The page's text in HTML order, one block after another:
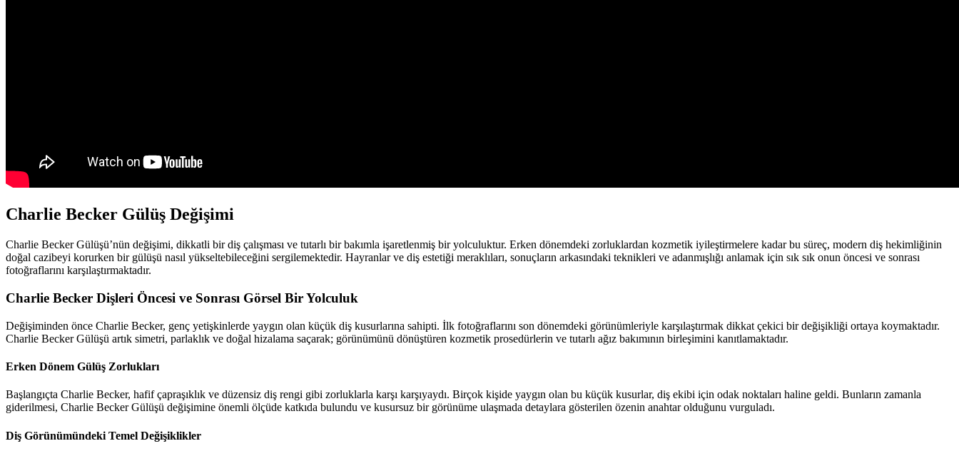
Charlie Becker Gülüş Değişimi
Charlie Becker Gülüşü’nün değişimi, dikkatli bir diş çalışması ve tutarlı bir bakımla işaretlenmiş bir yolculuktur. Erken dönemdeki zorluklardan kozmetik iyileştirmelere kadar bu süreç, modern diş hekimliğinin
doğal cazibeyi korurken bir gülüşü nasıl yükseltebileceğini sergilemektedir. Hayranlar ve diş estetiği meraklıları, sonuçların arkasındaki teknikleri ve adanmışlığı anlamak için sık sık onun öncesi ve sonrası
fotoğraflarını karşılaştırmaktadır.
Charlie Becker Dişleri Öncesi ve Sonrası Görsel Bir Yolculuk
Değişiminden önce Charlie Becker, genç yetişkinlerde yaygın olan küçük diş kusurlarına sahipti. İlk fotoğraflarını son dönemdeki görünümleriyle karşılaştırmak dikkat çekici bir değişikliği ortaya koymaktadır.
Charlie Becker Gülüşü artık simetri, parlaklık ve doğal hizalama saçarak; görünümünü dönüştüren kozmetik prosedürlerin ve tutarlı ağız bakımının birleşimini kanıtlamaktadır.
Erken Dönem Gülüş Zorlukları
Başlangıçta Charlie Becker, hafif çapraşıklık ve düzensiz diş rengi gibi zorluklarla karşı karşıyaydı. Birçok kişide yaygın olan bu küçük kusurlar, diş ekibi için odak noktaları haline geldi. Bunların zamanla
giderilmesi, Charlie Becker Gülüşü değişimine önemli ölçüde katkıda bulundu ve kusursuz bir görünüme ulaşmada detaylara gösterilen özenin anahtar olduğunu vurguladı.
Diş Görünümündeki Temel Değişiklikler